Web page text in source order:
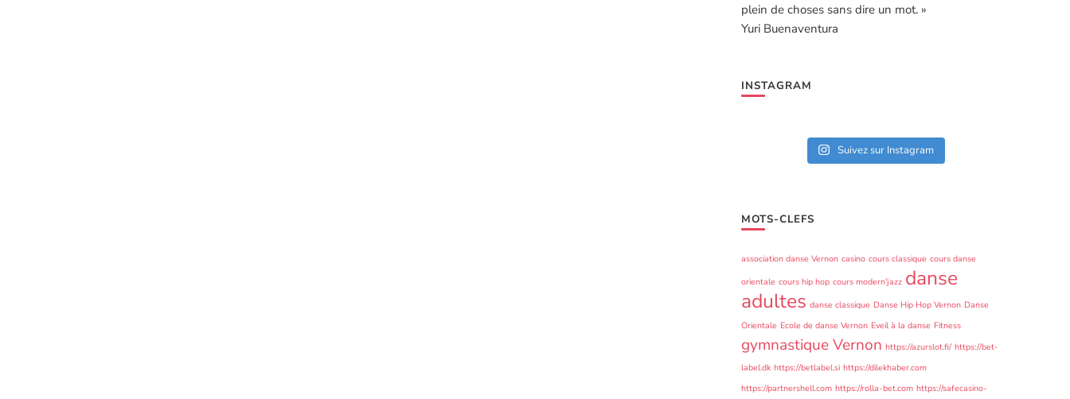
plein de choses sans dire un mot. »
Yuri Buenaventura
INSTAGRAM
Suivez sur Instagram
MOTS-CLEFS
association danse Vernon casino cours classique cours danse
orientale cours hip hop cours modern'jazz danse
adultes danse classique Danse Hip Hop Vernon Danse
Orientale Ecole de danse Vernon Eveil à la danse Fitness
gymnastique Vernon https://azurslot.fi/ https://bet-
label.dk https://betlabel.si https://dilekhaber.com
https://partnershell.com https://rolla-bet.com https://safecasino-